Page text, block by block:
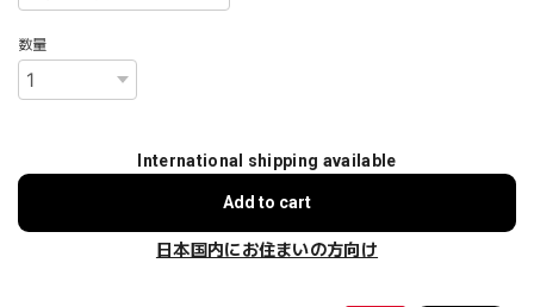
数量
International shipping available
Add to cart
日本国内にお住まいの方向け